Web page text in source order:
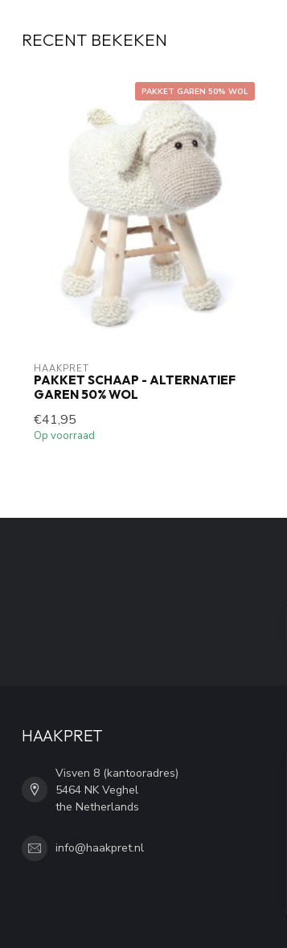
RECENT BEKEKEN
PAKKET GAREN 50% WOL
HAAKPRET
PAKKET SCHAAP - ALTERNATIEF
GAREN 50% WOL
€41,95
Op voorraad
HAAKPRET
Visven 8 (kantooradres)
5464 NK Veghel
the Netherlands
info@haakpret.nl